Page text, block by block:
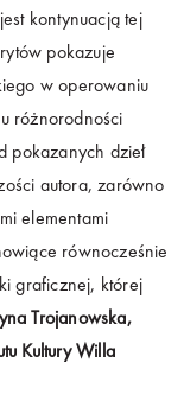
kontynuacją tej
pokazuje
w operowaniu
różnorodności
pokazanych dzieł
autora, zarówno
elementami
równocześnie
graficznej, której
Trojanowska,
Kultury Willa